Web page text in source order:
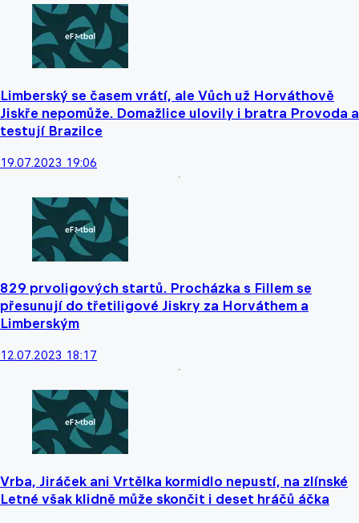
Limberský se časem vrátí, ale Vůch už Horváthově
Jiskře nepomůže. Domažlice ulovily i bratra Provoda a
testují Brazilce
19.07.2023 19:06
829 prvoligových startů. Procházka s Fillem se
přesunují do třetiligové Jiskry za Horváthem a
Limberským
12.07.2023 18:17
Vrba, Jiráček ani Vrtělka kormidlo nepustí, na zlínské
Letné však klidně může skončit i deset hráčů áčka